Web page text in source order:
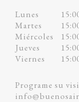
Lunes
Martes
Miércoles
Jueves
Viernes
Programe su